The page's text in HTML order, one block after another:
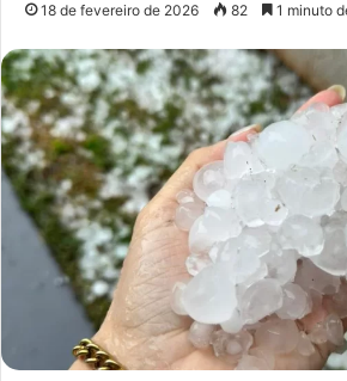
18 de fevereiro de 2026 82 1 minuto